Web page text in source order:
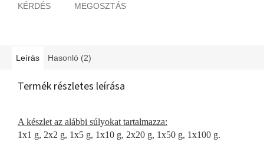
KÉRDÉS MEGOSZTÁS
Leírás Hasonló (2)
Termék részletes leírása
A készlet az alábbi súlyokat tartalmazza:
1x1 g, 2x2 g, 1x5 g, 1x10 g, 2x20 g, 1x50 g, 1x100 g.